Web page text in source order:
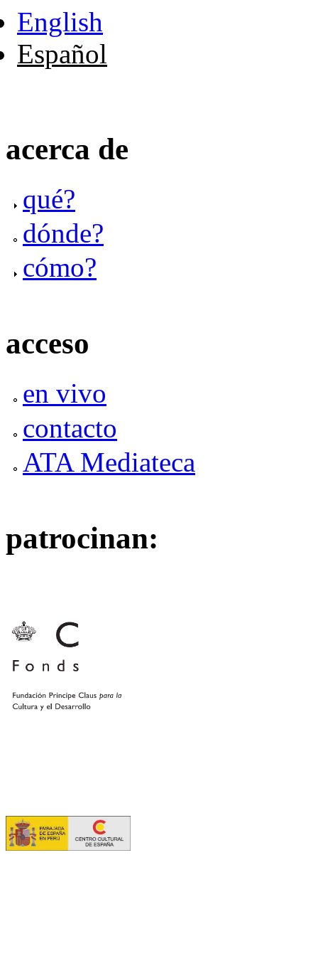
English
Español
acerca de
qué?
dónde?
cómo?
acceso
en vivo
contacto
ATA Mediateca
patrocinan: